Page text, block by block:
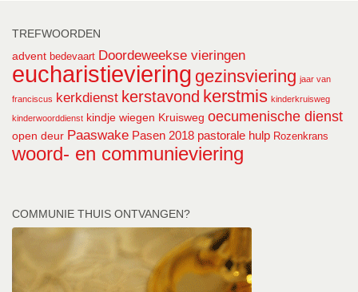
TREFWOORDEN
advent bedevaart Doordeweekse vieringen
eucharistieviering gezinsviering jaar van
franciscus kerkdienst kerstavond kerstmis kinderkruisweg
kinderwoorddienst kindje wiegen Kruisweg oecumenische dienst
open deur Paaswake Pasen 2018 pastorale hulp Rozenkrans
woord- en communieviering
COMMUNIE THUIS ONTVANGEN?